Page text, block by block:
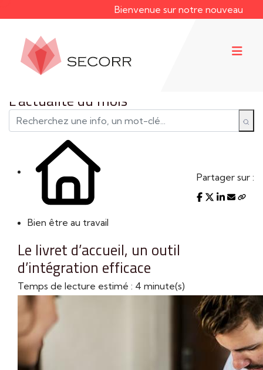
Bienvenue sur notre nouveau site web !
L'actualité du mois
Bien être au travail
Partager sur :
Le livret d’accueil, un outil
d’intégration efficace
Temps de lecture estimé : 4 minute(s)